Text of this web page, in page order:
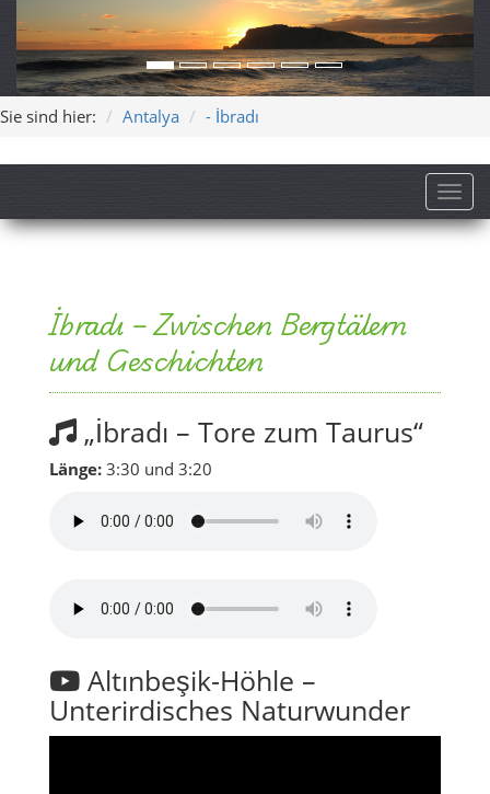
Sie sind hier: Antalya - İbradı
İbradı – Zwischen Bergtälern
und Geschichten
„İbradı – Tore zum Taurus“
Länge: 3:30 und 3:20
Altınbeşik-Höhle –
Unterirdisches Naturwunder